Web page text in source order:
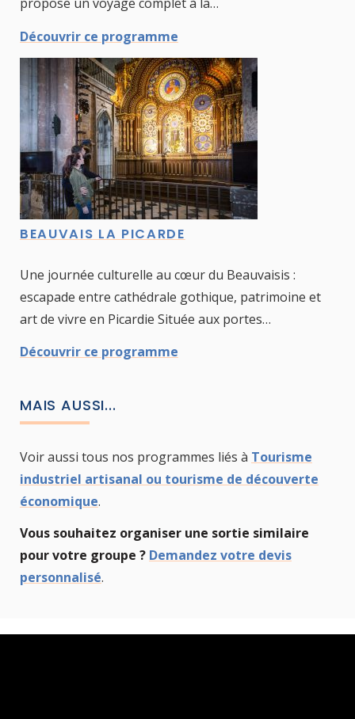
Découvrir ce programme
BEAUVAIS LA PICARDE
Une journée culturelle au cœur du Beauvaisis :
escapade entre cathédrale gothique, patrimoine et
art de vivre en Picardie Située aux portes…
Découvrir ce programme
MAIS AUSSI...
Voir aussi tous nos programmes liés à Tourisme
industriel artisanal ou tourisme de découverte
économique.
Vous souhaitez organiser une sortie similaire
pour votre groupe ? Demandez votre devis
personnalisé.